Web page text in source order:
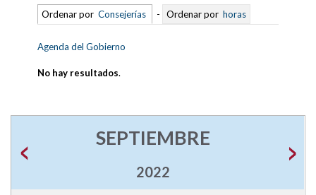
Ordenar por Consejerías - Ordenar por horas
Agenda del Gobierno
No hay resultados.
SEPTIEMBRE
2022